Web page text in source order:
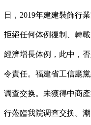
日，2019年建建裝飾行
拒絕任何体例復制、轉
經濟增長体例，此中，
令責任。福建省工信廳
调查交换。未獲得中商
行蒞臨我院调查交换。